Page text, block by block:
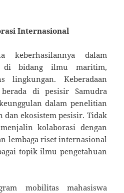
Internasional
keberhasilannya dalam
di bidang ilmu maritim,
lingkungan. Keberadaan
di pesisir Samudra
dalam penelitian
dan ekosistem pesisir. Tidak
kolaborasi dengan
lembaga riset internasional
topik ilmu pengetahuan
mobilitas mahasiswa